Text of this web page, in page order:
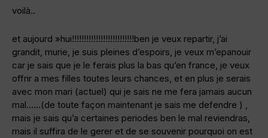
voilà..
et aujourd »hui!!!!!!!!!!!!!!!!!!!!!!!!!!ben je veux repartir, j’ai
grandit, murie, je suis pleines d’espoirs, je veux m’epanouir
car je sais que je le ferais plus la bas qu’en france, je veux
offrir a mes filles toutes leurs chances, et en plus je serais
avec mon mari (actuel) qui je sais ne me fera jamais aucun
mal……(de toute façon maintenant je sais me defendre ) ,
mais je sais qu’a certaines periodes ben le mal reviendras,
mais il suffira de le gerer et de se souvenir pourquoi on est